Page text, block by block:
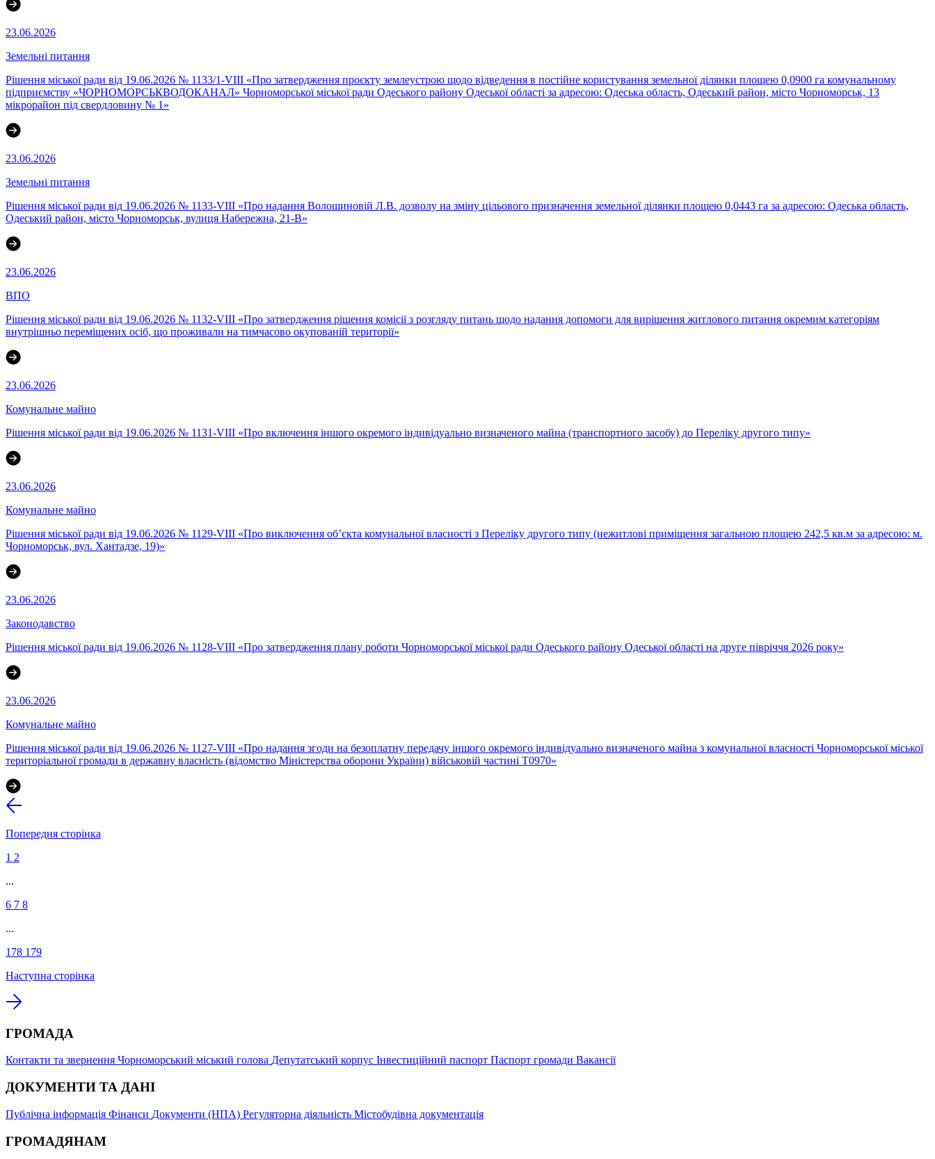
23.06.2026
Земельні питання
Рішення міської ради від 19.06.2026 № 1133/1-VIII «Про затвердження проєкту землеустрою щодо відведення в постійне користування земельної ділянки площею 0,0900 га комунальному
підприємству «ЧОРНОМОРСЬКВОДОКАНАЛ» Чорноморської міської ради Одеського району Одеської області за адресою: Одеська область, Одеський район, місто Чорноморськ, 13
мікрорайон під свердловину № 1»
23.06.2026
Земельні питання
Рішення міської ради від 19.06.2026 № 1133-VIII «Про надання Волошиновій Л.В. дозволу на зміну цільового призначення земельної ділянки площею 0,0443 га за адресою: Одеська область,
Одеський район, місто Чорноморськ, вулиця Набережна, 21-В»
23.06.2026
ВПО
Рішення міської ради від 19.06.2026 № 1132-VIII «Про затвердження рішення комісії з розгляду питань щодо надання допомоги для вирішення житлового питання окремим категоріям
внутрішньо переміщених осіб, що проживали на тимчасово окупованій території»
23.06.2026
Комунальне майно
Рішення міської ради від 19.06.2026 № 1131-VIII «Про включення іншого окремого індивідуально визначеного майна (транспортного засобу) до Переліку другого типу»
23.06.2026
Комунальне майно
Рішення міської ради від 19.06.2026 № 1129-VIII «Про виключення об’єкта комунальної власності з Переліку другого типу (нежитлові приміщення загальною площею 242,5 кв.м за адресою: м.
Чорноморськ, вул. Хантадзе, 19)»
23.06.2026
Законодавство
Рішення міської ради від 19.06.2026 № 1128-VIII «Про затвердження плану роботи Чорноморської міської ради Одеського району Одеської області на друге півріччя 2026 року»
23.06.2026
Комунальне майно
Рішення міської ради від 19.06.2026 № 1127-VIII «Про надання згоди на безоплатну передачу іншого окремого індивідуально визначеного майна з комунальної власності Чорноморської міської
територіальної громади в державну власність (відомство Міністерства оборони України) військовій частині Т0970»
Попередня сторінка
1 2
...
6 7 8
...
178 179
Наступна сторінка
ГРОМАДА
Контакти та звернення Чорноморський міський голова Депутатський корпус Інвестиційний паспорт Паспорт громади Вакансії
ДОКУМЕНТИ ТА ДАНІ
Публічна інформація Фінанси Документи (НПА) Регуляторна діяльність Містобудівна документація
ГРОМАДЯНАМ